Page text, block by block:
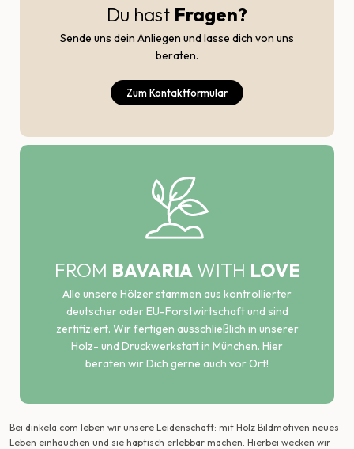
Du hast Fragen?
Sende uns dein Anliegen und lasse dich von uns
beraten.
Zum Kontaktformular
FROM BAVARIA WITH LOVE
Alle unsere Hölzer stammen aus kontrollierter
deutscher oder EU-Forstwirtschaft und sind
zertifiziert. Wir fertigen ausschließlich in unserer
Holz- und Druckwerkstatt in München. Hier
beraten wir Dich gerne auch vor Ort!
Bei dinkela.com leben wir unsere Leidenschaft: mit Holz Bildmotiven neues
Leben einhauchen und sie haptisch erlebbar machen. Hierbei wecken wir